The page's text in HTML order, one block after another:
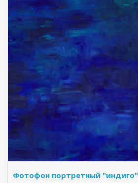
Фотофон портретный "индиго"